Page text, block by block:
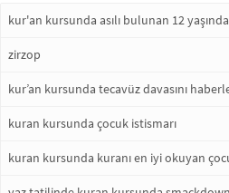
kur'an kursunda asılı bulunan 12
zirzop
kur’an kursunda tecavüz davasını
kuran kursunda çocuk istismarı
kuran kursunda kuranı en iyi okuyan